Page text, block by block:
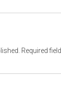
Required